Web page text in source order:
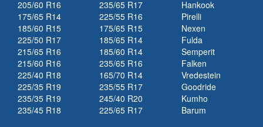
205/60 R16
175/65 R14
185/60 R15
225/50 R17
215/65 R16
215/60 R16
225/40 R18
225/35 R19
235/35 R19
235/45 R18
235/65 R17
225/55 R16
175/65 R15
185/65 R14
185/60 R14
235/65 R16
165/70 R14
235/55 R17
245/40 R20
225/65 R17
Hankook
Pirelli
Nexen
Fulda
Semperit
Falken
Vredestein
Goodride
Kumho
Barum